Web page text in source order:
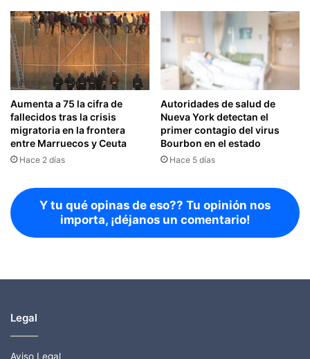
Aumenta a 75 la cifra de
fallecidos tras la crisis
migratoria en la frontera
entre Marruecos y Ceuta
Hace 2 días
Autoridades de salud de
Nueva York detectan el
primer contagio del virus
Bourbon en el estado
Hace 5 días
Y tu qué opinas de eso?? Tu opinión nos
importa, ¡déjanos un comentario!
Legal
Aviso Legal